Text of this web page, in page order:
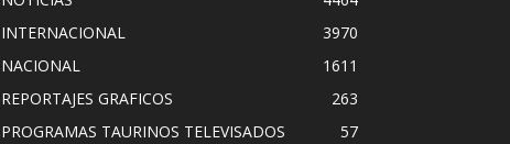
INTERNACIONAL
3970
NACIONAL
1611
REPORTAJES GRAFICOS
263
PROGRAMAS TAURINOS TELEVISADOS
57